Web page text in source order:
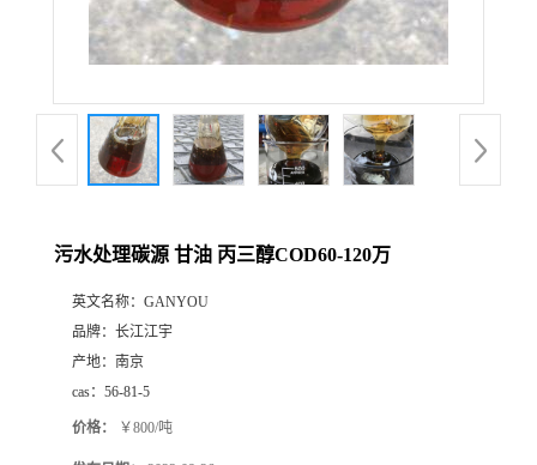
污水处理碳源 甘油 丙三醇COD60-120万
英文名称： GANYOU
品牌： 长江江宇
产地： 南京
cas： 56-81-5
价格： ￥800/吨